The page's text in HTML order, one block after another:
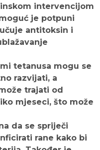
intervencijom
je potpuni
antitoksin i
tetanusa mogu se
razvijati, a
trajati od
mjeseci, što može
da se spriječi
rane kako bi